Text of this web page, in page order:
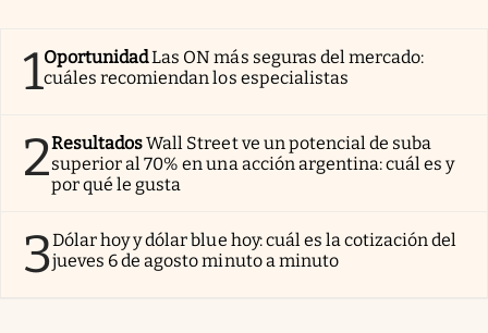
1OportunidadLas ON más seguras del mercado:
cuáles recomiendan los especialistas
2ResultadosWall Street ve un potencial de suba
superior al 70% en una acción argentina: cuál es y
por qué le gusta
3Dólar hoy y dólar blue hoy: cuál es la cotización del
jueves 6 de agosto minuto a minuto